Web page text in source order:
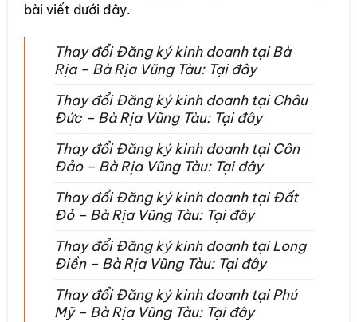
bài viết dưới đây.
Thay đổi Đăng ký kinh doanh tại Bà
Rịa – Bà Rịa Vũng Tàu: Tại đây
Thay đổi Đăng ký kinh doanh tại Châu
Đức – Bà Rịa Vũng Tàu: Tại đây
Thay đổi Đăng ký kinh doanh tại Côn
Đảo – Bà Rịa Vũng Tàu: Tại đây
Thay đổi Đăng ký kinh doanh tại Đất
Đỏ – Bà Rịa Vũng Tàu: Tại đây
Thay đổi Đăng ký kinh doanh tại Long
Điền – Bà Rịa Vũng Tàu: Tại đây
Thay đổi Đăng ký kinh doanh tại Phú
Mỹ – Bà Rịa Vũng Tàu: Tại đây